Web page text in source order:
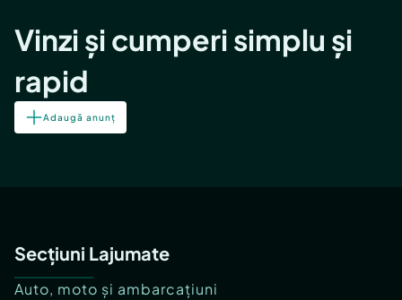
Vinzi și cumperi simplu și
rapid
Adaugă anunț
Secțiuni Lajumate
Auto, moto și ambarcațiuni